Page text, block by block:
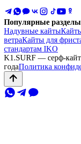
Популярные разделы
Надувные кайты
ветраКайты для
стандартам IKO
K1.SURF — серф-
годаПолитика